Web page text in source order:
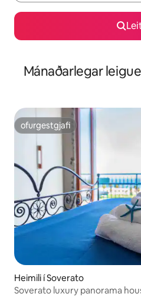
Mánaðarlegar
ofurgestgjafi
ofurgestgjafi
Heimili í Soverato
Soverato luxury panorama